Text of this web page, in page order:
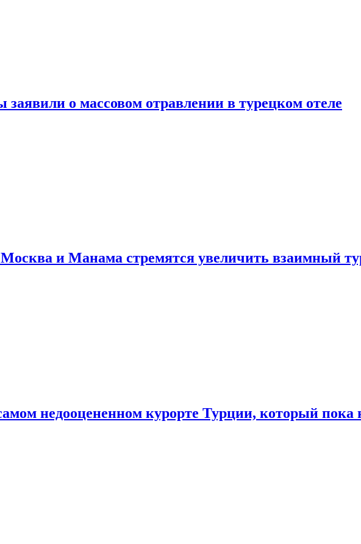
заявили о массовом отравлении в турецком отеле
и Манама стремятся увеличить взаимный
недооцененном курорте Турции, который пока